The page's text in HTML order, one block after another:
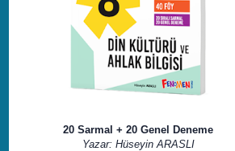
20 Sarmal + 20 Genel Deneme
Yazar: Hüseyin ARASLI